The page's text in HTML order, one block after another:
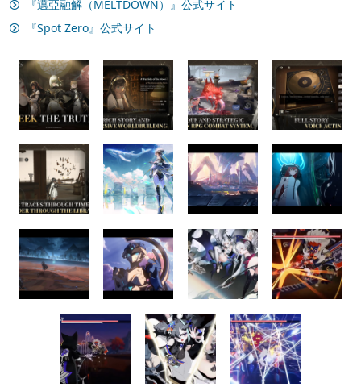
『邁亞融解（MELTDOWN）』公式サイト
『Spot Zero』公式サイト